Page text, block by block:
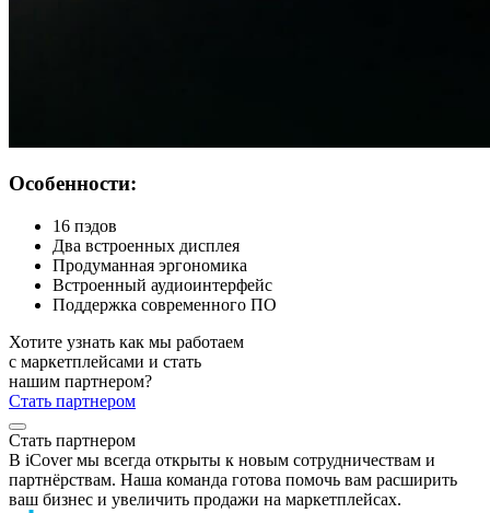
Особенности:
16 пэдов
Два встроенных дисплея
Продуманная эргономика
Встроенный аудиоинтерфейс
Поддержка современного ПО
Хотите узнать как мы работаем
с маркетплейсами и стать
нашим партнером?
Стать партнером
Стать партнером
В iCover мы всегда открыты к новым сотрудничествам и
партнёрствам. Наша команда готова помочь вам расширить
ваш бизнес и увеличить продажи на маркетплейсах.